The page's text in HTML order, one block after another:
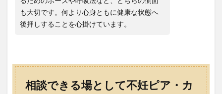
も大切です。何より心身ともに健康な状態へ
後押しすることを心掛けています。
相談できる場として不妊ピア・カ